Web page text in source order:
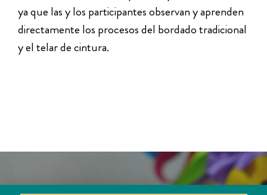
ya que las y los participantes observan y aprenden
directamente los procesos del bordado tradicional
y el telar de cintura.